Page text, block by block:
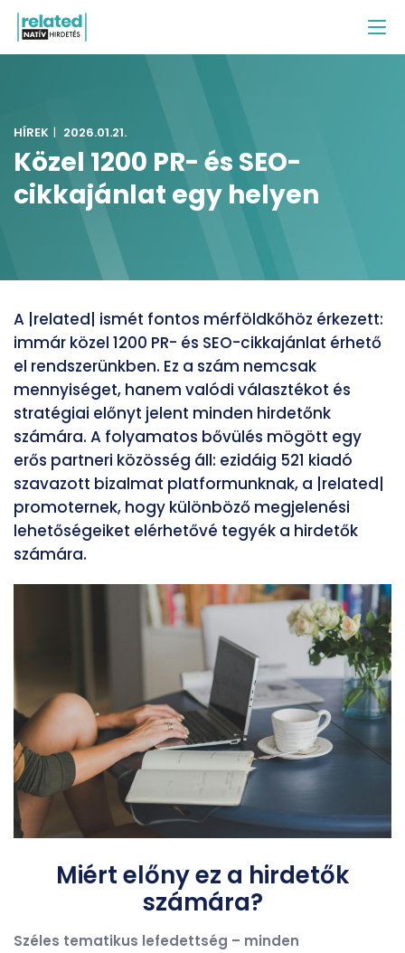
HÍREK | 2026.01.21.
Közel 1200 PR- és SEO-
cikkajánlat egy helyen
A |related| ismét fontos mérföldkőhöz érkezett:
immár közel 1200 PR- és SEO-cikkajánlat érhető
el rendszerünkben. Ez a szám nemcsak
mennyiséget, hanem valódi választékot és
stratégiai előnyt jelent minden hirdetőnk
számára. A folyamatos bővülés mögött egy
erős partneri közösség áll: ezidáig 521 kiadó
szavazott bizalmat platformunknak, a |related|
promoternek, hogy különböző megjelenési
lehetőségeiket elérhetővé tegyék a hirdetők
számára.
Miért előny ez a hirdetők
számára?
Széles tematikus lefedettség – minden